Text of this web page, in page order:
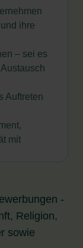
ihre
– sei es
Auftreten
mit
-
Religion,
sowie